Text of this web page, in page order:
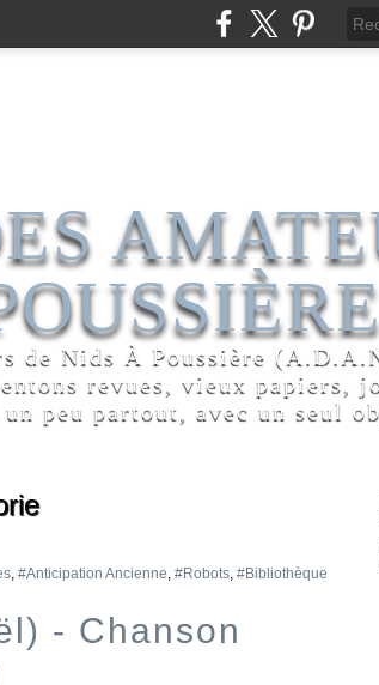
de Nids À Poussière
revues, vieux papiers,
peu partout, avec un seul
, #Anticipation Ancienne, #Robots, #Bibliothèque
- Chanson